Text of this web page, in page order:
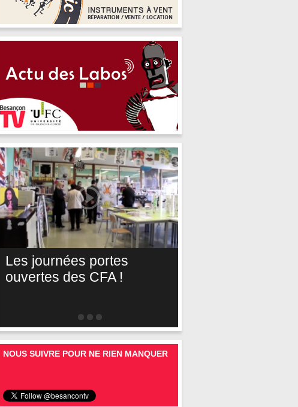
Les journées portes
ouvertes des CFA !
NOUS SUIVRE POUR NE RIEN MANQUER